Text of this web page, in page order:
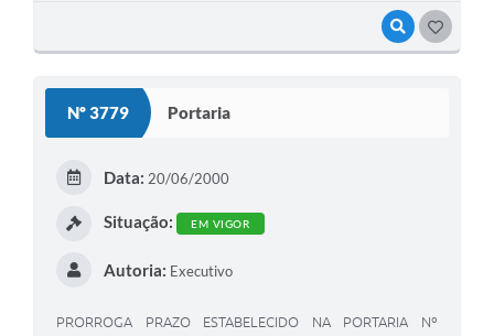
VISUALIZAR
Nº 3779 Portaria
Data: 20/06/2000
Situação: EM VIGOR
Autoria: Executivo
PRORROGA PRAZO ESTABELECIDO NA PORTARIA Nº